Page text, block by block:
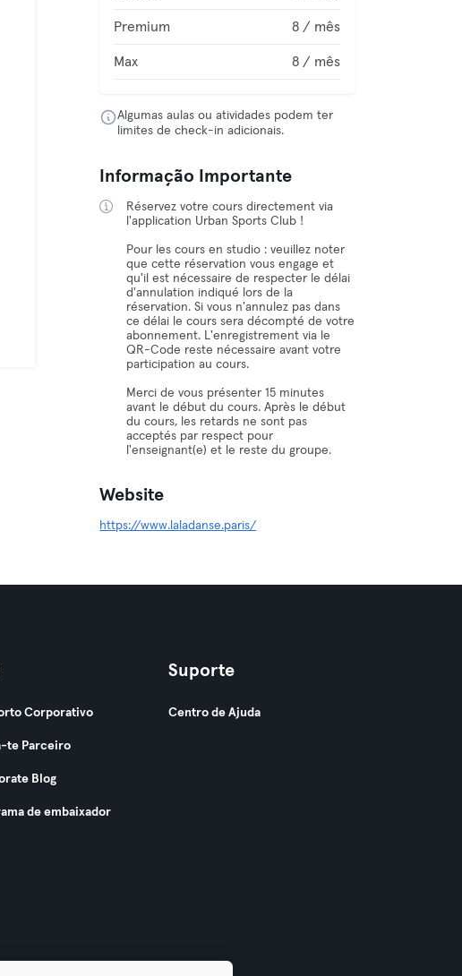
Premium 8 / mês
Max 8 / mês
Algumas aulas ou atividades podem ter
limites de check-in adicionais.
Informação Importante
Réservez votre cours directement via
l'application Urban Sports Club !
Pour les cours en studio : veuillez noter
que cette réservation vous engage et
qu'il est nécessaire de respecter le délai
d'annulation indiqué lors de la
réservation. Si vous n'annulez pas dans
ce délai le cours sera décompté de votre
abonnement. L'enregistrement via le
QR-Code reste nécessaire avant votre
participation au cours.
Merci de vous présenter 15 minutes
avant le début du cours. Après le début
du cours, les retards ne sont pas
acceptés par respect pour
l'enseignant(e) et le reste du groupe.
Website
https://www.laladanse.paris/
Corporativo
te Parceiro
Blog
de embaixador
Suporte
Centro de Ajuda